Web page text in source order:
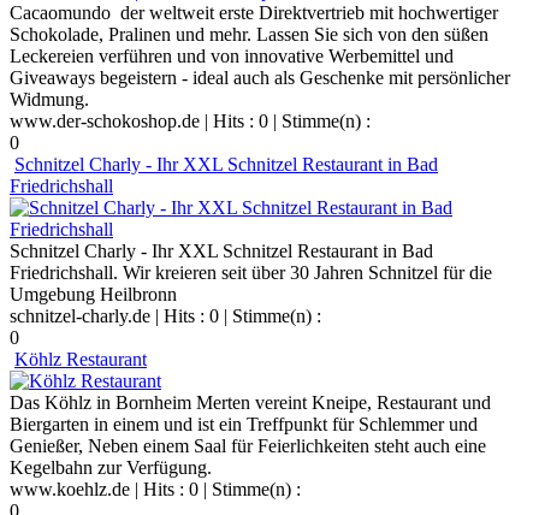
Cacaomundo der weltweit erste Direktvertrieb mit hochwertiger
Schokolade, Pralinen und mehr. Lassen Sie sich von den süßen
Leckereien verführen und von innovative Werbemittel und
Giveaways begeistern - ideal auch als Geschenke mit persönlicher
Widmung.
www.der-schokoshop.de | Hits : 0 | Stimme(n) :
0
Schnitzel Charly - Ihr XXL Schnitzel Restaurant in Bad
Friedrichshall
Schnitzel Charly - Ihr XXL Schnitzel Restaurant in Bad
Friedrichshall. Wir kreieren seit über 30 Jahren Schnitzel für die
Umgebung Heilbronn
schnitzel-charly.de | Hits : 0 | Stimme(n) :
0
Köhlz Restaurant
Das Köhlz in Bornheim Merten vereint Kneipe, Restaurant und
Biergarten in einem und ist ein Treffpunkt für Schlemmer und
Genießer, Neben einem Saal für Feierlichkeiten steht auch eine
Kegelbahn zur Verfügung.
www.koehlz.de | Hits : 0 | Stimme(n) :
0